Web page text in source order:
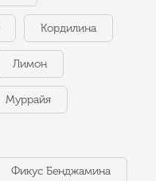
Кордилина
Лимон
Муррайя
Фикус Бенджамина